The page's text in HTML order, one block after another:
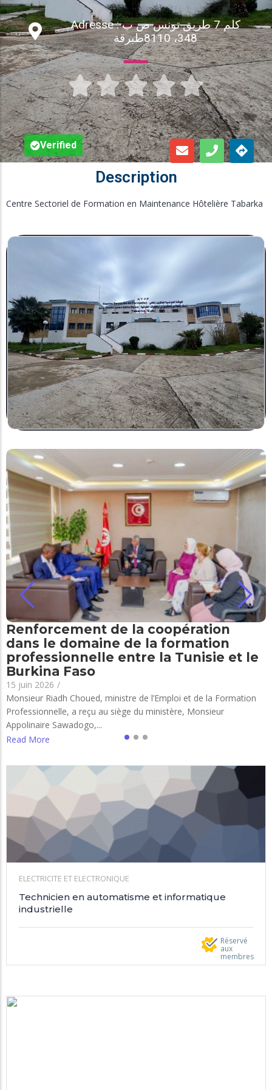
Inscription en Ligne
Bourses
Foire aux Questions
Adresse : كلم 7 طريق تونس ص ب
348، 8110طبرقة

Verified
Description
Centre Sectoriel de Formation en Maintenance Hôtelière Tabarka
Renforcement de la coopération
dans le domaine de la formation
professionnelle entre la Tunisie et le
Burkina Faso
15 juin 2026 /
Monsieur Riadh Choued, ministre de l’Emploi et de la Formation
Professionnelle, a reçu au siège du ministère, Monsieur
Appolinaire Sawadogo,...
Read More
ELECTRICITE ET ELECTRONIQUE
Technicien en automatisme et informatique
industrielle
Réservé
aux
membres